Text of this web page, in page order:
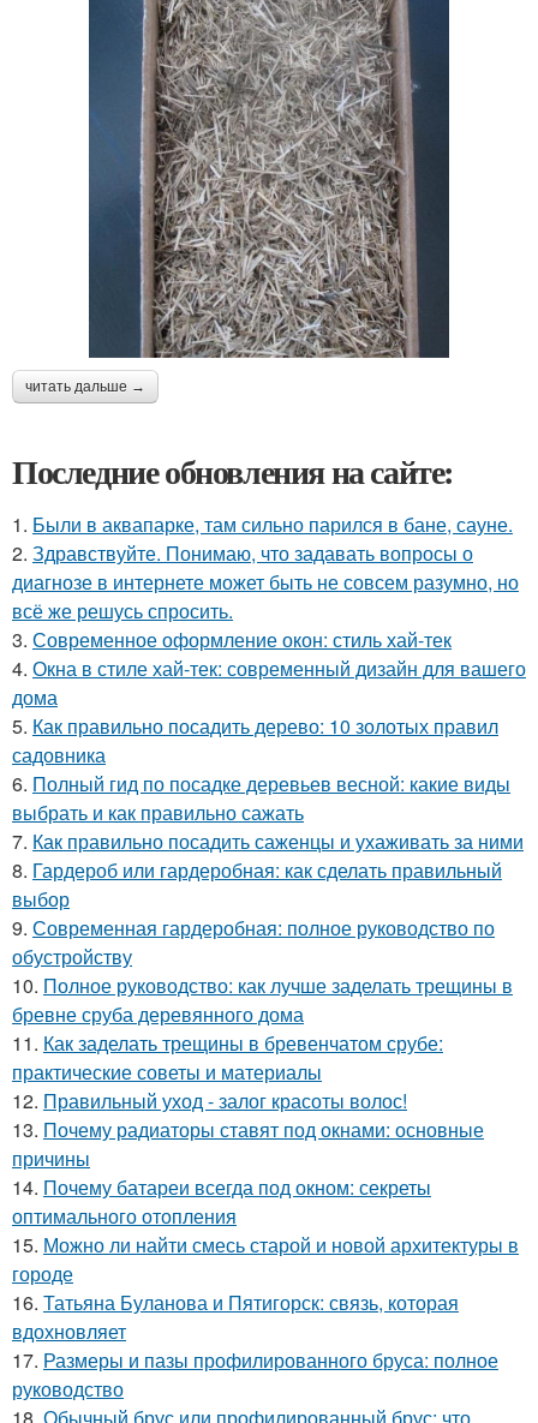
читать дальше →
Последние обновления на сайте:
1. Были в аквапарке, там сильно парился в бане, сауне.
2. Здравствуйте. Понимаю, что задавать вопросы о
диагнозе в интернете может быть не совсем разумно, но
всё же решусь спросить.
3. Современное оформление окон: стиль хай-тек
4. Окна в стиле хай-тек: современный дизайн для вашего
дома
5. Как правильно посадить дерево: 10 золотых правил
садовника
6. Полный гид по посадке деревьев весной: какие виды
выбрать и как правильно сажать
7. Как правильно посадить саженцы и ухаживать за ними
8. Гардероб или гардеробная: как сделать правильный
выбор
9. Современная гардеробная: полное руководство по
обустройству
10. Полное руководство: как лучше заделать трещины в
бревне сруба деревянного дома
11. Как заделать трещины в бревенчатом срубе:
практические советы и материалы
12. Правильный уход - залог красоты волос!
13. Почему радиаторы ставят под окнами: основные
причины
14. Почему батареи всегда под окном: секреты
оптимального отопления
15. Можно ли найти смесь старой и новой архитектуры в
городе
16. Татьяна Буланова и Пятигорск: связь, которая
вдохновляет
17. Размеры и пазы профилированного бруса: полное
руководство